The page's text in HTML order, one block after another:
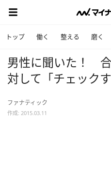
トップ 働く 整える 磨く
男性に聞いた！
対して「チェック
ファナティック
作成: 2015.03.11